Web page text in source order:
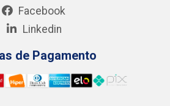
Facebook
Linkedin
de Pagamento